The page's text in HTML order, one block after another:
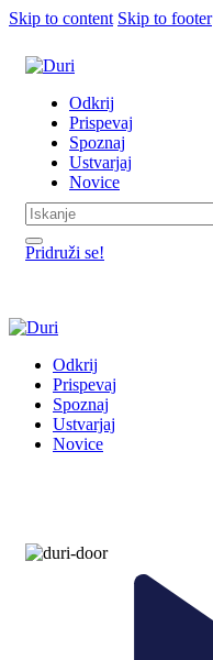
Skip to content Skip to footer
Odkrij
Prispevaj
Spoznaj
Ustvarjaj
Novice
Pridruži se!
Odkrij
Prispevaj
Spoznaj
Ustvarjaj
Novice